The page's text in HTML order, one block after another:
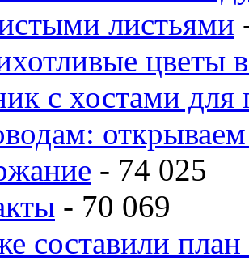
листьями
цветы
с хостами для
- 74 025
- 70 069
составили план